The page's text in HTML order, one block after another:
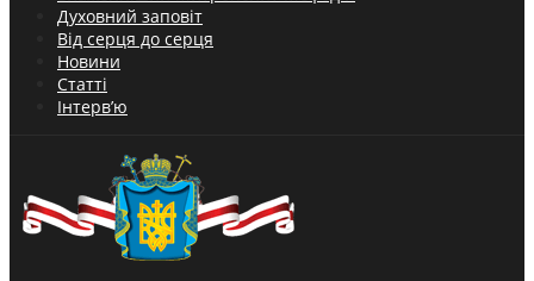
Духовний заповіт
Від серця до серця
Новини
Статті
Інтерв’ю